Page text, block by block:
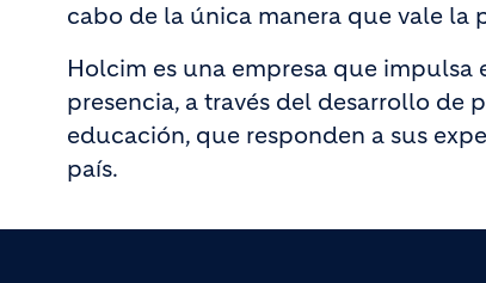
cabo de la única manera que vale la
Holcim es una empresa que
presencia, a través del desarrollo de
educación, que responden a sus
país.